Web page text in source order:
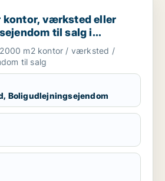
værksted eller
kontor, værksted eller
til salg i
m2 kontor / værksted /
til salg
Boligudlejningsejendom